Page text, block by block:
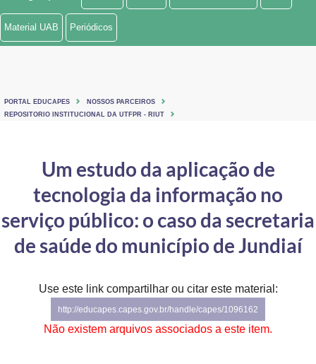
Ministério de Minas e Energia
Ministério do Turismo
Controladoria-Geral da União
Ministério da Mulher, da Família e dos Direitos Humanos
Secretaria-Geral
Gabinete de Segurança Institucional
Advocacia-Geral da União
Material UAB Periódicos
PORTAL EDUCAPES
NOSSOS PARCEIROS
REPOSITORIO INSTITUCIONAL DA UTFPR - RIUT
Um estudo da aplicação de
tecnologia da informação no
serviço público: o caso da secretaria
de saúde do município de Jundiaí
Use este link compartilhar ou citar este material:
http://educapes.capes.gov.br/handle/capes/1096162
Não existem arquivos associados a este item.